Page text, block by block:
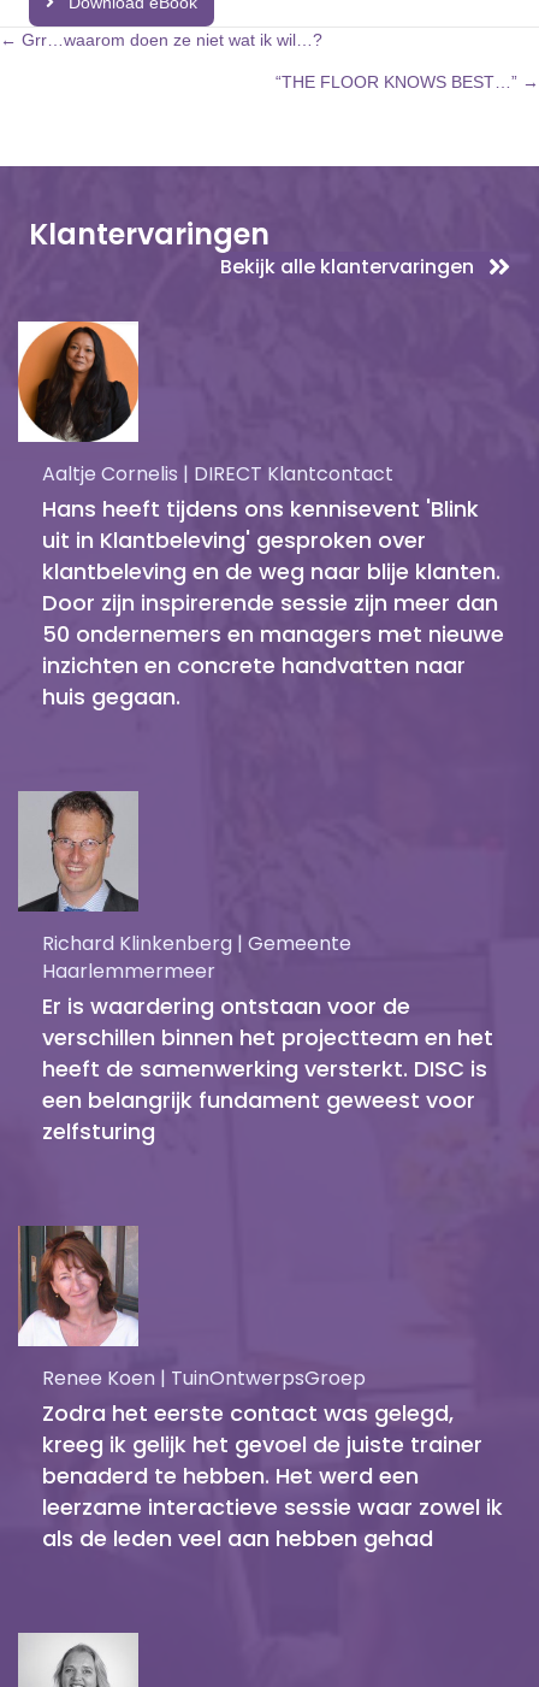
Posts
← Grr…waarom doen ze niet wat ik wil…?
“THE FLOOR KNOWS BEST…” →
Klantervaringen
Bekijk alle klantervaringen
Aaltje Cornelis | DIRECT Klantcontact
Hans heeft tijdens ons kennisevent 'Blink
uit in Klantbeleving' gesproken over
klantbeleving en de weg naar blije klanten.
Door zijn inspirerende sessie zijn meer dan
50 ondernemers en managers met nieuwe
inzichten en concrete handvatten naar
huis gegaan.
Richard Klinkenberg | Gemeente
Haarlemmermeer
Er is waardering ontstaan voor de
verschillen binnen het projectteam en het
heeft de samenwerking versterkt. DISC is
een belangrijk fundament geweest voor
zelfsturing
Renee Koen | TuinOntwerpsGroep
Zodra het eerste contact was gelegd,
kreeg ik gelijk het gevoel de juiste trainer
benaderd te hebben. Het werd een
leerzame interactieve sessie waar zowel ik
als de leden veel aan hebben gehad